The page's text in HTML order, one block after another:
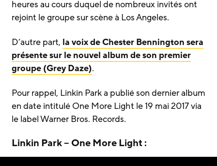
heures au cours duquel de nombreux invités ont
rejoint le groupe sur scène à Los Angeles.
D’autre part, la voix de Chester Bennington sera
présente sur le nouvel album de son premier
groupe (Grey Daze).
Pour rappel, Linkin Park a publié son dernier album
en date intitulé One More Light le 19 mai 2017 via
le label Warner Bros. Records.
Linkin Park – One More Light :